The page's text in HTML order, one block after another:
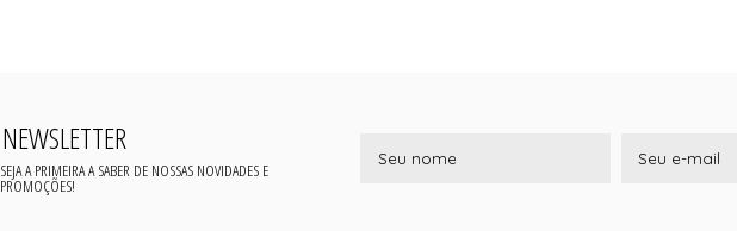
NEWSLETTER
SEJA A PRIMEIRA A SABER DE NOSSAS NOVIDADES E
PROMOÇÕES!